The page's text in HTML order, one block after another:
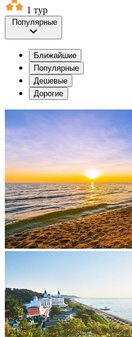
1 тур
Популярные
Ближайшие
Популярные
Дешевые
Дорогие